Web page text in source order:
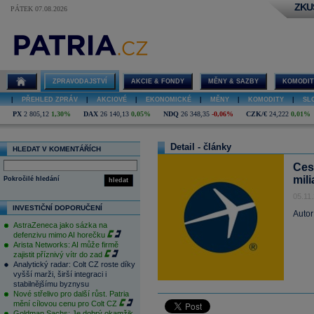
PÁTEK 07.08.2026
ZPRAVODAJSTVÍ AKCIE & FONDY MĚNY & SAZBY
PŘEHLED ZPRÁV AKCIOVÉ EKONOMICKÉ MĚNY KOMODITY
PX 2 805,12 1,30% DAX 26 140,13 0,05% NDQ 26 348,35 -0,06% CZK/€ 24,222 0,01%
HLEDAT V KOMENTÁŘÍCH
hledat
Pokročilé hledání
INVESTIČNÍ DOPORUČENÍ
AstraZeneca jako sázka na
defenzivu mimo AI horečku
Arista Networks: AI může firmě
zajistit příznivý vítr do zad
Analytický radar: Colt CZ roste díky
vyšší marži, širší integraci i
stabilnějšímu byznysu
Nové střelivo pro další růst. Patria
mění cílovou cenu pro Colt CZ
Detail - články